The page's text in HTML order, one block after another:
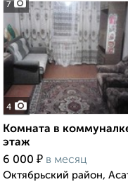
7
4
Комната в
этаж
6 000 ₽ в месяц
Октябрьский район,